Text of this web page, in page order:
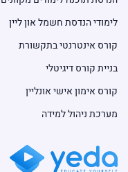
לימודי הנדסת חשמל און ליין
קורס אינטרנטי בתקשורת
בניית קורס דיגיטלי
קורס אימון אישי אונליין
מערכת ניהול למידה